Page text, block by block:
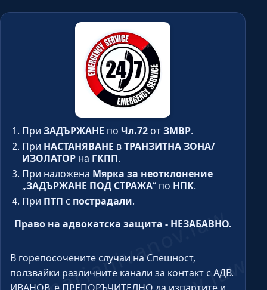
При ЗАДЪРЖАНЕ по Чл.72 отЗМВР.
При НАСТАНЯВАНЕ вТРАНЗИТНА ЗОНА/
ИЗОЛАТОР на ГКПП.
При наложена Мярка за неотклонение
„ЗАДЪРЖАНЕ ПОД СТРАЖА“ по НПК.
При ПТП с пострадали.
Право на адвокатска защита - НЕЗАБАВНО.
В горепосочените случаи на Спешност,
ползвайки различните канали за контакт с АДВ.